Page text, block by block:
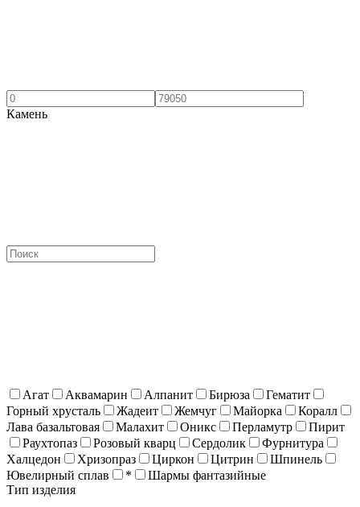
Камень
Агат Аквамарин Алпанит Бирюза
Гематит
Горный хрусталь
Жадеит Жемчуг Майорка
Коралл
Лава базальтовая
Малахит Оникс Перламутр
Пирит
Раухтопаз
Розовый кварц Сердолик
Фурнитура
Халцедон
Хризопраз Циркон Цитрин
Шпинель
Ювелирный сплав
*
Шармы фантазийные
Тип изделия